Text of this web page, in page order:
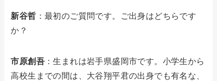
新谷哲 ：最初のご質問です。ご出身はどちらです
か？
市原創吾 ：生まれは岩手県盛岡市です。小学生から
高校生までの間は、大谷翔平君の出身でも有名な、